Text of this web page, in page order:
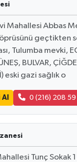
Mahallesi Abbas
geçtikten
Tulumba mevki,
BULVAR,
eski gazi sağlık o
0 (216) 208 59
Tunç Sokak